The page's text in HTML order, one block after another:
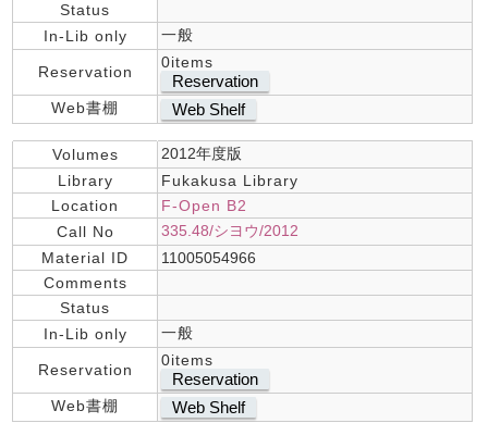
Status
In-Lib only
一般
Reservation
0items
Reservation
Web書棚 Web Shelf
Volumes
2012年度版
Library
Fukakusa Library
Location
F-Open B2
Call No
335.48/シヨウ/2012
Material ID
11005054966
Comments
Status
In-Lib only
一般
Reservation
0items
Reservation
Web書棚 Web Shelf